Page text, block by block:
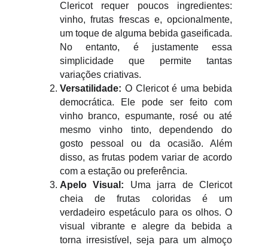
Clericot requer poucos ingredientes:
vinho, frutas frescas e, opcionalmente,
um toque de alguma bebida gaseificada.
No entanto, é justamente essa
simplicidade que permite tantas
variações criativas.
Versatilidade: O Clericot é uma bebida
democrática. Ele pode ser feito com
vinho branco, espumante, rosé ou até
mesmo vinho tinto, dependendo do
gosto pessoal ou da ocasião. Além
disso, as frutas podem variar de acordo
com a estação ou preferência.
Apelo Visual: Uma jarra de Clericot
cheia de frutas coloridas é um
verdadeiro espetáculo para os olhos. O
visual vibrante e alegre da bebida a
torna irresistível, seja para um almoço